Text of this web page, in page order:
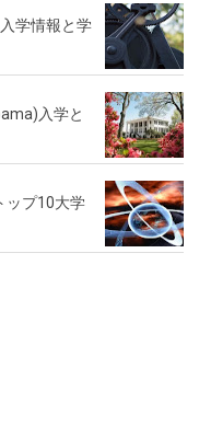
学情報と学
入学と
ップ10大学